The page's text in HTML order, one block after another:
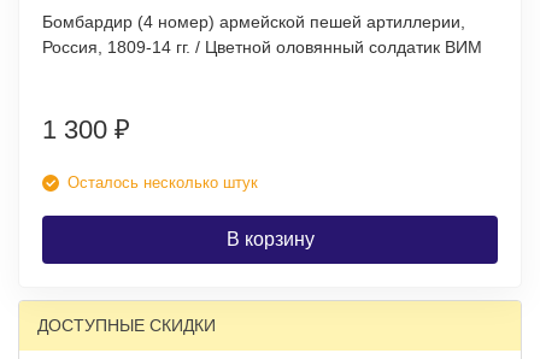
Бомбардир (4 номер) армейской пешей артиллерии,
Россия, 1809-14 гг. / Цветной оловянный солдатик ВИМ
1 300 ₽
Осталось несколько штук
В корзину
ДОСТУПНЫЕ СКИДКИ